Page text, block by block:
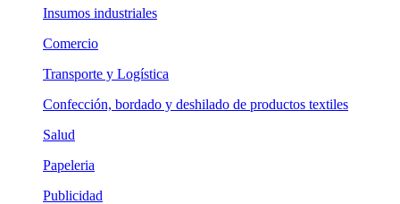
Insumos industriales
Comercio
Transporte y Logística
Confección, bordado y deshilado de productos textiles
Salud
Papeleria
Publicidad